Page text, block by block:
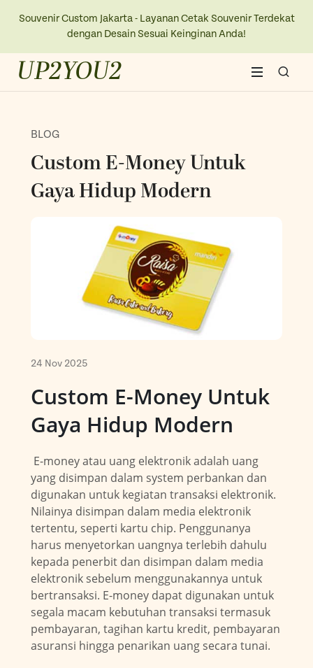
Souvenir Custom Jakarta - Layanan Cetak Souvenir Terdekat
dengan Desain Sesuai Keinginan Anda!
UP2YOU2
About Us
Blogs
Media Promotion
How to Order
Gallery
BLOG
Custom E-Money Untuk
Gaya Hidup Modern
24 Nov 2025
Custom E-Money Untuk
Gaya Hidup Modern
E-money atau uang elektronik adalah uang
yang disimpan dalam system perbankan dan
digunakan untuk kegiatan transaksi elektronik.
Nilainya disimpan dalam media elektronik
tertentu, seperti kartu chip. Penggunanya
harus menyetorkan uangnya terlebih dahulu
kepada penerbit dan disimpan dalam media
elektronik sebelum menggunakannya untuk
bertransaksi. E-money dapat digunakan untuk
segala macam kebutuhan transaksi termasuk
pembayaran, tagihan kartu kredit, pembayaran
asuransi hingga penarikan uang secara tunai.